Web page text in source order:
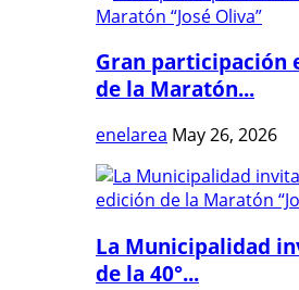
Gran participación
de la Maratón...
enelarea May 26, 2026
La Municipalidad
de la 40°...